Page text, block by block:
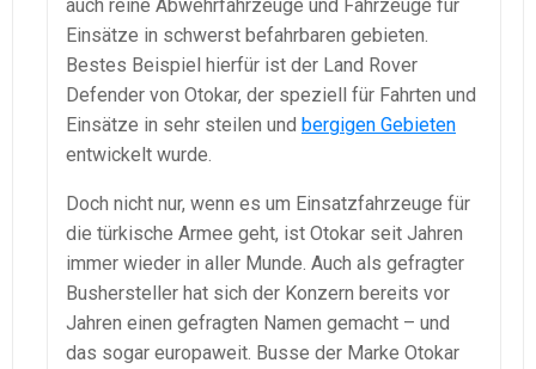
auch reine Abwehrfahrzeuge und Fahrzeuge für
Einsätze in schwerst befahrbaren gebieten.
Bestes Beispiel hierfür ist der Land Rover
Defender von Otokar, der speziell für Fahrten und
Einsätze in sehr steilen und bergigen Gebieten
entwickelt wurde.
Doch nicht nur, wenn es um Einsatzfahrzeuge für
die türkische Armee geht, ist Otokar seit Jahren
immer wieder in aller Munde. Auch als gefragter
Bushersteller hat sich der Konzern bereits vor
Jahren einen gefragten Namen gemacht – und
das sogar europaweit. Busse der Marke Otokar